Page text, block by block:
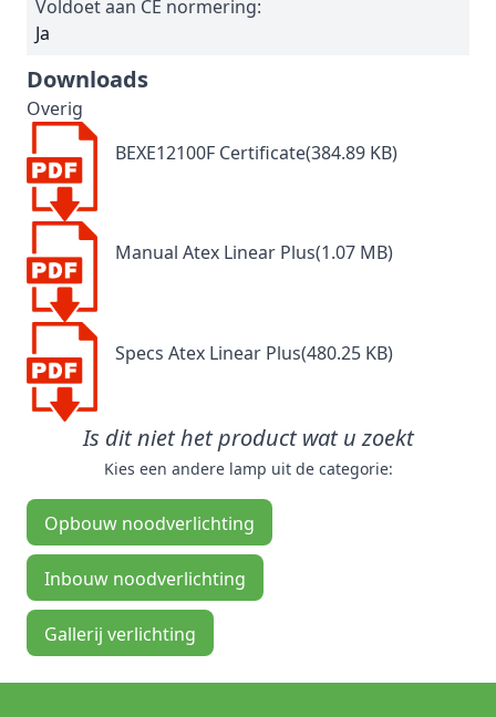
Voldoet aan CE normering:
Ja
Downloads
Overig
BEXE12100F Certificate(384.89 KB)
Manual Atex Linear Plus(1.07 MB)
Specs Atex Linear Plus(480.25 KB)
Is dit niet het product wat u zoekt
Kies een andere lamp uit de categorie:
Opbouw noodverlichting
Inbouw noodverlichting
Gallerij verlichting